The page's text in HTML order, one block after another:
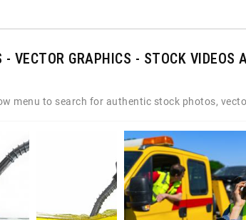
VECTOR GRAPHICS - STOCK VIDEOS
menu to search for authentic stock photos,